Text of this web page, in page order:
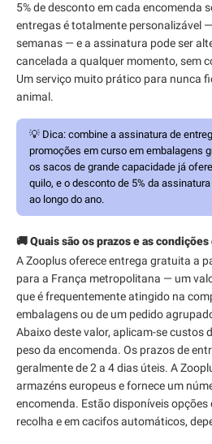
5% de desconto em cada encomenda
entregas é totalmente personalizável
semanas — e a assinatura pode ser
cancelada a qualquer momento, sem
Um serviço muito prático para nunca
animal.
💡 Dica: combine a assinatura de
promoções em curso em embalagens
os sacos de grande capacidade já
quilo, e o desconto de 5% da
ao longo do ano.
🚚 Quais são os prazos e as
A Zooplus oferece entrega gratuita a
para a França metropolitana — um
que é frequentemente atingido na
embalagens ou de um pedido
Abaixo deste valor, aplicam-se custos
peso da encomenda. Os prazos de
geralmente de 2 a 4 dias úteis. A
armazéns europeus e fornece um
encomenda. Estão disponíveis
recolha e em cacifos automáticos,